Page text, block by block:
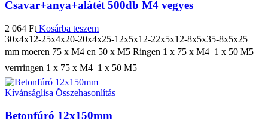
Csavar+anya+alátét 500db M4 vegyes
2 064 Ft Kosárba teszem
30x4x12-25x4x20-20x4x25-12x5x12-22x5x12-8x5x35-8x5x25
mm moeren 75 x M4 en 50 x M5 Ringen 1 x 75 x M4  1 x 50 M5
verrringen 1 x 75 x M4  1 x 50 M5
Kívánságlisa Összehasonlítás
Betonfúró 12x150mm